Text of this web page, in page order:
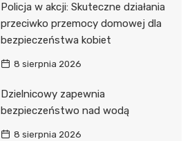
Policja w akcji: Skuteczne działania
przeciwko przemocy domowej dla
bezpieczeństwa kobiet
8 sierpnia 2026
Dzielnicowy zapewnia
bezpieczeństwo nad wodą
8 sierpnia 2026